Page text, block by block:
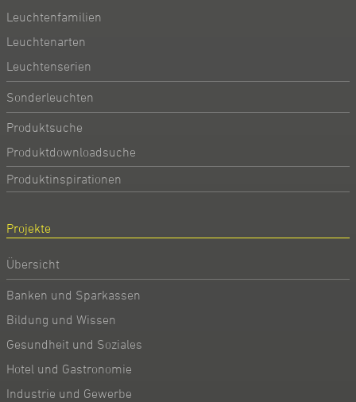
Leuchtenfamilien
Leuchtenarten
Leuchtenserien
Sonderleuchten
Produktsuche
Produktdownloadsuche
Produktinspirationen
Projekte
Übersicht
Banken und Sparkassen
Bildung und Wissen
Gesundheit und Soziales
Hotel und Gastronomie
Industrie und Gewerbe